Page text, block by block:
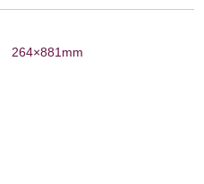
264×881mm